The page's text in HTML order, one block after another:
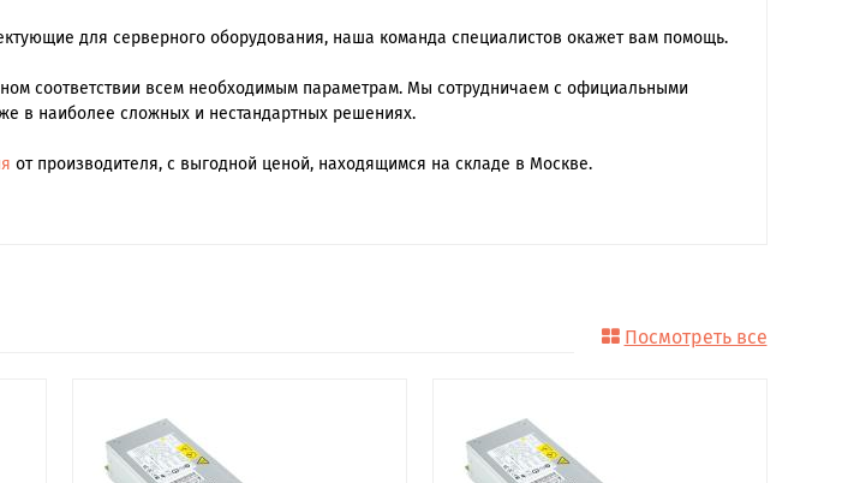
для серверного оборудования, наша команда специалиcтов окажет вам помощь.
соответствии всем необходимым параметрам. Мы сотрудничаем с официальными
в наиболее сложных и нестандартных решениях.
от производителя, с выгодной ценой, находящимся на складе в Москве.
Посмотреть все